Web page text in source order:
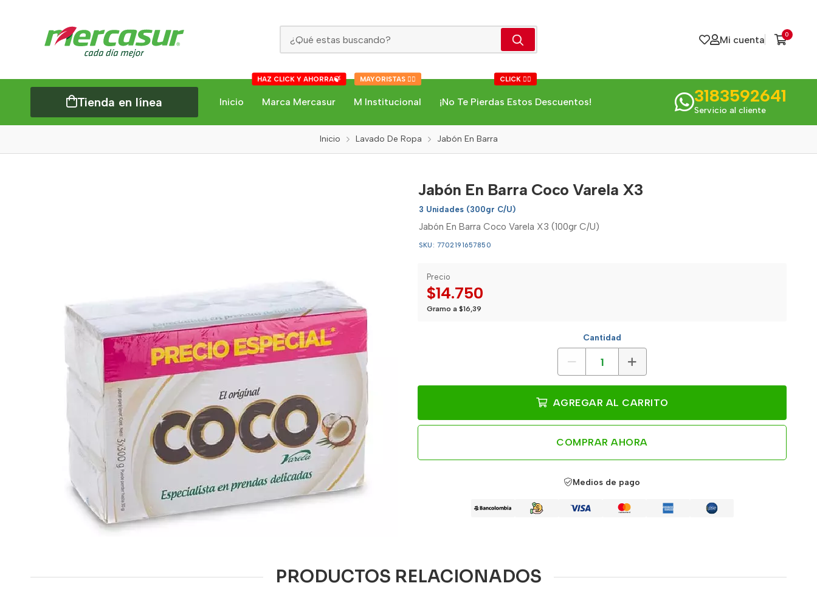
Mi cuenta 0
Tienda en línea Inicio Marca Mercasur
HAZ CLICK Y AHORRA🍃
M Institucional
MAYORISTAS 👇🏻
¡No Te Pierdas Estos Descuentos!
CLICK 👇🏻
3183592641
Servicio al cliente
Inicio Lavado De Ropa Jabón En Barra
Jabón En Barra Coco Varela X3
3 Unidades (300gr C/U)
Jabón En Barra Coco Varela X3 (100gr C/U)
SKU: 7702191657850
Precio
$14.750
Gramo a $16,39
Cantidad
AGREGAR AL CARRITO
COMPRAR AHORA
Medios de pago
PRODUCTOS RELACIONADOS